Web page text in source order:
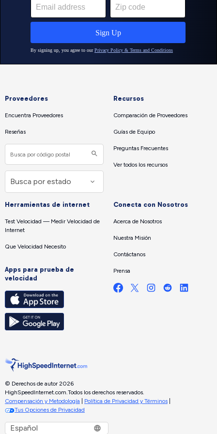
Proveedores
Encuentra Proveedores
Reseñas
Recursos
Comparación de Proveedores
Guías de Equipo
Preguntas Frecuentes
Ver todos los recursos
Herramientas de internet
Test Velocidad — Medir Velocidad de
Internet
Que Velocidad Necesito
Apps para prueba de
velocidad
Conecta con Nosotros
Acerca de Nosotros
Nuestra Misión
Contáctanos
Prensa
© Derechos de autor 2026
HighSpeedInternet.com. Todos los derechos reservados.
Compensación y Metodología
Política de Privacidad y Términos
Tus Opciones de Privacidad